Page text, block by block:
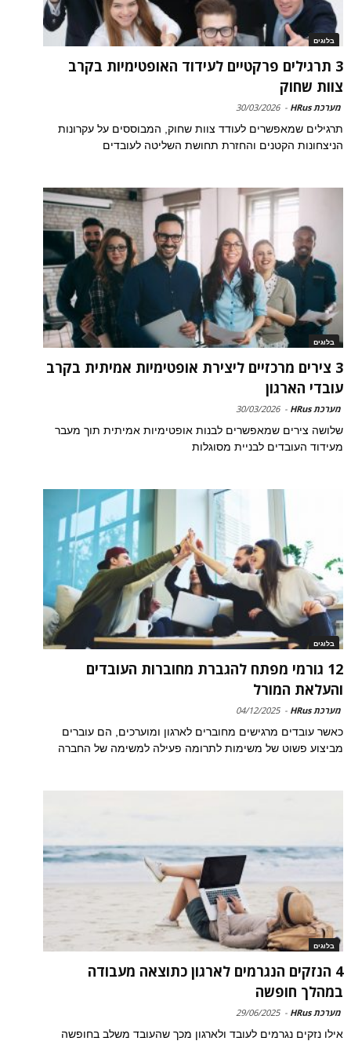
בלוגים
3 תרגילים פרקטיים לעידוד האופטימיות בקרב
צוות שחוק
מערכת HRus -
30/03/2026
תרגילים שמאפשרים לעודד צוות שחוק, המבוססים על עקרונות
הניצחונות הקטנים והחזרת תחושת השליטה לעובדים
בלוגים
3 צירים מרכזיים ליצירת אופטימיות אמיתית בקרב
עובדי הארגון
מערכת HRus -
30/03/2026
שלושה צירים שמאפשרים לבנות אופטימיות אמיתית תוך מעבר
מעידוד העובדים לבניית מסוגלות
בלוגים
12 גורמי מפתח להגברת מחוברות העובדים
והעלאת המורל
מערכת HRus -
04/12/2025
כאשר עובדים מרגישים מחוברים לארגון ומוערכים, הם עוברים
מביצוע פשוט של משימות לתרומה פעילה למשימה של החברה
בלוגים
4 הנזקים הנגרמים לארגון כתוצאה מעבודה
במהלך חופשה
מערכת HRus -
29/06/2025
אילו נזקים נגרמים לעובד ולארגון מכך שהעובד משלב בחופשה